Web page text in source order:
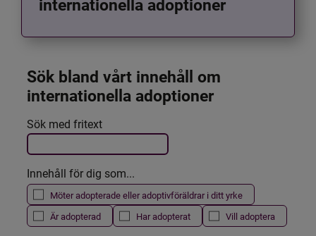
internationella adoptioner
Sök bland vårt innehåll om
internationella adoptioner
Filtrera resultatet
Det här formuläret postas automatiskt
Sök med fritext
Innehåll för dig som...
Möter adopterade eller adoptivföräldrar i ditt yrke
Är adopterad
Har adopterat Vill adoptera